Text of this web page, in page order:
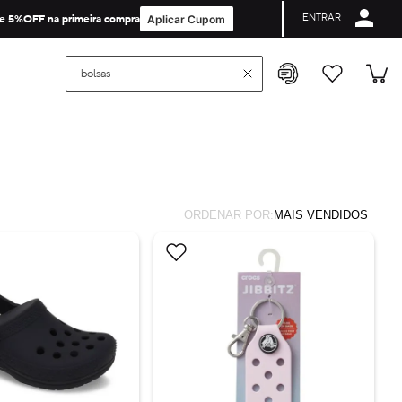
Cupom de Primeira Compra não é valido para collabs e licenças.
5%OFF na primeira compra Aplicar Cupom ENTRAR
Buscar...
ORDENAR POR: MAIS VENDIDOS